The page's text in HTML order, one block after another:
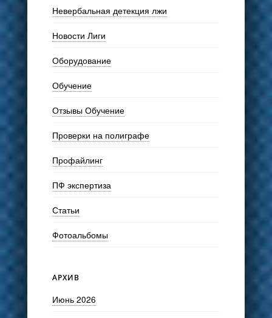
Невербальная детекция лжи
Новости Лиги
Оборудование
Обучение
Отзывы Обучение
Проверки на полиграфе
Профайлинг
ПФ экспертиза
Статьи
Фотоальбомы
АРХИВ
Июнь 2026